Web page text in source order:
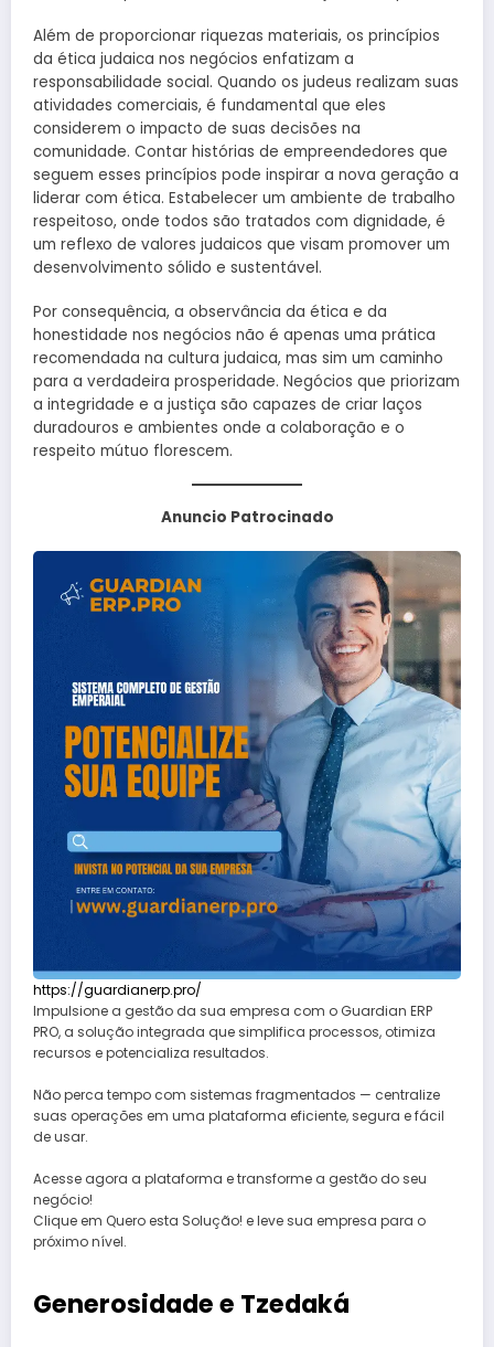
Além de proporcionar riquezas materiais, os princípios
da ética judaica nos negócios enfatizam a
responsabilidade social. Quando os judeus realizam suas
atividades comerciais, é fundamental que eles
considerem o impacto de suas decisões na
comunidade. Contar histórias de empreendedores que
seguem esses princípios pode inspirar a nova geração a
liderar com ética. Estabelecer um ambiente de trabalho
respeitoso, onde todos são tratados com dignidade, é
um reflexo de valores judaicos que visam promover um
desenvolvimento sólido e sustentável.
Por consequência, a observância da ética e da
honestidade nos negócios não é apenas uma prática
recomendada na cultura judaica, mas sim um caminho
para a verdadeira prosperidade. Negócios que priorizam
a integridade e a justiça são capazes de criar laços
duradouros e ambientes onde a colaboração e o
respeito mútuo florescem.
Anuncio Patrocinado
https://guardianerp.pro/
Impulsione a gestão da sua empresa com o Guardian ERP
PRO, a solução integrada que simplifica processos, otimiza
recursos e potencializa resultados.
Não perca tempo com sistemas fragmentados — centralize
suas operações em uma plataforma eficiente, segura e fácil
de usar.
Acesse agora a plataforma e transforme a gestão do seu
negócio!
Clique em Quero esta Solução! e leve sua empresa para o
próximo nível.
Generosidade e Tzedaká